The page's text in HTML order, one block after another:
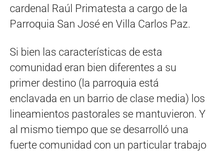
cardenal Raúl Primatesta a cargo de la
Parroquia San José en Villa Carlos Paz.
Si bien las características de esta
comunidad eran bien diferentes a su
primer destino (la parroquia está
enclavada en un barrio de clase media) los
lineamientos pastorales se mantuvieron. Y
al mismo tiempo que se desarrolló una
fuerte comunidad con un particular trabajo